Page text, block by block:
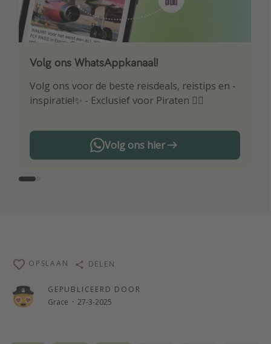
Strandvakantie in Italië
Strandvakantie in Nederland
Volg ons WhatsAppkanaal!
Volg ons voor de beste reisdeals, reistips en -
inspiratie!✨ - Exclusief voor Piraten 🏴‍☠️
Volg ons hier
Download onze app
Wees als eerste op de hoogte van de beste
reisaanbiedingen
GEPUBLICEERD DOOR
Grace · 27-3-2025
OPSLAAN DELEN